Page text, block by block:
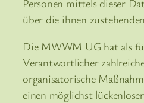
über die ihnen
Die MWWM UG hat als
Verantwortlicher
organisatorische
einen möglichst